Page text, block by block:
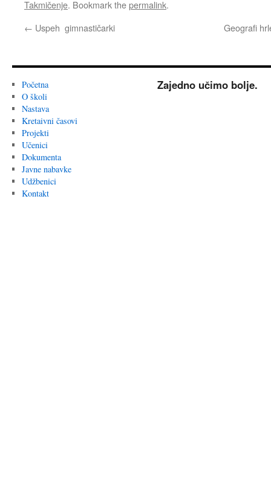
Takmičenje. Bookmark thepermalink.
← Uspeh gimnastičarki Geografi
Početna
O školi
Nastava
Kretaivni časovi
Projekti
Učenici
Dokumenta
Javne nabavke
Udžbenici
Kontakt
Zajedno učimo bolje.